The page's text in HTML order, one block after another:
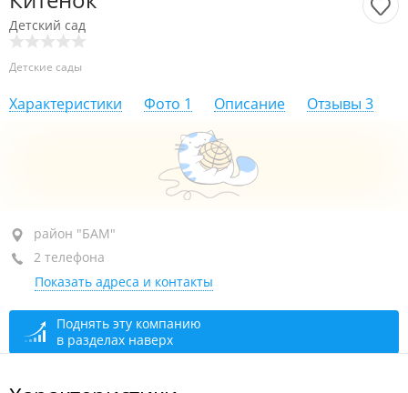
Детский сад
Детские сады
Характеристики Фото 1 Описание Отзывы 3
район "БАМ", ул. Тухачевского, 26
1-й этаж
+7 914 344-96-19
+7 (423) 269-17-97
сегодня закрыто
район "БАМ"
2 телефона
Показать адреса и контакты
Поднять эту компанию
в разделах наверх